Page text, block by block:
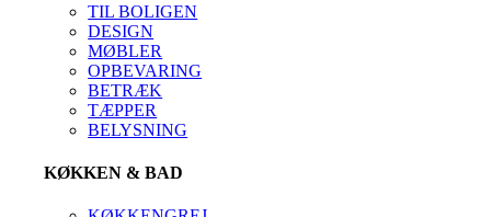
TIL BOLIGEN
DESIGN
MØBLER
OPBEVARING
BETRÆK
TÆPPER
BELYSNING
KØKKEN & BAD